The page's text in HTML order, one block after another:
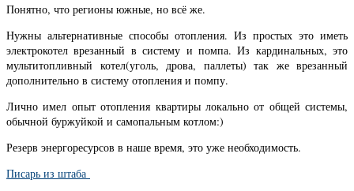
Понятно, что регионы южные, но всё же.
Нужны альтернативные способы отопления. Из простых это иметь
электрокотел врезанный в систему и помпа. Из кардинальных, это
мультитопливный котел(уголь, дрова, паллеты) так же врезанный
дополнительно в систему отопления и помпу.
Лично имел опыт отопления квартиры локально от общей системы,
обычной буржуйкой и самопальным котлом:)
Резерв энергоресурсов в наше время, это уже необходимость.
Писарь из штаба